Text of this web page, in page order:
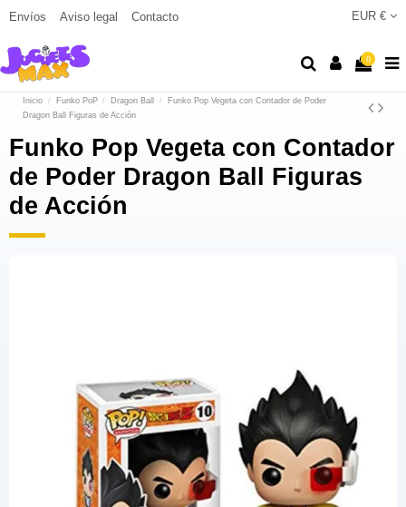
Envíos Aviso legal Contacto EUR €
0
Inicio Funko PoP Dragon Ball
Funko Pop Vegeta con Contador de Poder
Dragon Ball Figuras de Acción
Funko Pop Vegeta con Contador
de Poder Dragon Ball Figuras
de Acción